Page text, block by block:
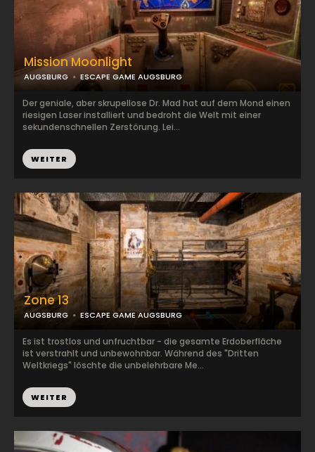
Zone 13
AUGSBURG ESCAPE GAME AUGSBURG
Es ist trostlos und unfruchtbar - die gesamte Erdoberfläche
ist verstrahlt und unbewohnbar. Während des "Dritten
Weltkriegs" löschte die unbelehrbare Me...
WEITER
Mission Moonlight
AUGSBURG ESCAPE GAME AUGSBURG
Der geniale, aber skrupellose Dr. Mad hat auf dem Mond einen
riesigen Laser installiert und bedroht die Welt mit einer
sekundenschnellen Zerstörung. Lei...
WEITER